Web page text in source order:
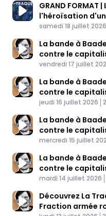
GRAND FORMAT
l'héroïsation
Published At
samedi 18 juillet 2026
La bande à
contre le
bout de la nuit
Published At
vendredi 17 juillet
La bande à
contre le
rouge (3/4)
Published At
jeudi 16 juillet 2026
La bande à
contre le
Published At
mercredi 15 juillet
La bande à
contre le
petit chef (1/4)
Published At
mardi 14 juillet 2026
Découvrez La
Fraction armée